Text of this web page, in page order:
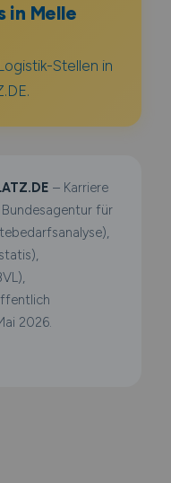
in Melle
Stellen in
– Karriere
für
2026.